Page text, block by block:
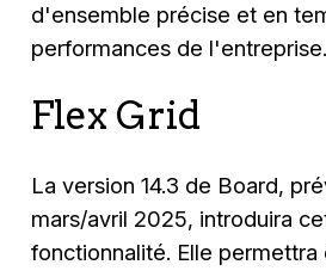
d'ensemble précise et en
performances de l'entreprise.
Flex Grid
La version 14.3 de Board,
mars/avril 2025, introduira
fonctionnalité. Elle permettra